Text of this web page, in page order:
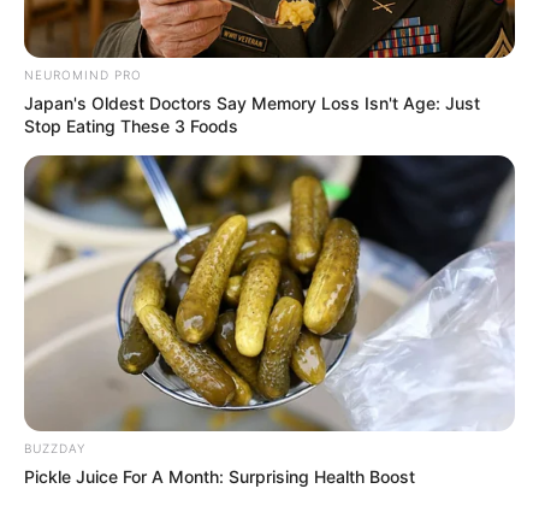
NEUROMIND PRO
Japan's Oldest Doctors Say Memory Loss Isn't Age: Just
Stop Eating These 3 Foods
BUZZDAY
Pickle Juice For A Month: Surprising Health Boost